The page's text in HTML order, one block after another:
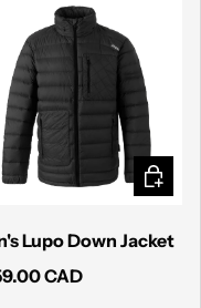
Lupo Down Jacket
CAD